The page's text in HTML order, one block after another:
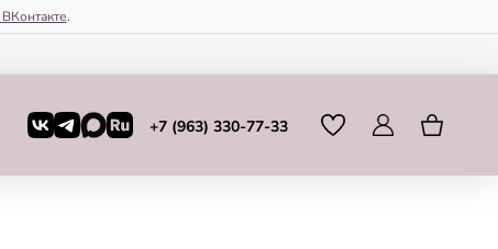
.
+7 (963) 330-77-33